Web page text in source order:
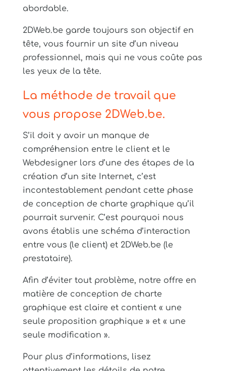
abordable.
2DWeb.be garde toujours son objectif en
tête, vous fournir un site d’un niveau
professionnel, mais qui ne vous coûte pas
les yeux de la tête.
La méthode de travail que
vous propose 2DWeb.be.
S’il doit y avoir un manque de
compréhension entre le client et le
Webdesigner lors d’une des étapes de la
création d’un site Internet, c’est
incontestablement pendant cette phase
de conception de charte graphique qu’il
pourrait survenir. C’est pourquoi nous
avons établis une schéma d’interaction
entre vous (le client) et 2DWeb.be (le
prestataire).
Afin d’éviter tout problème, notre offre en
matière de conception de charte
graphique est claire et contient « une
seule proposition graphique » et « une
seule modification ».
Pour plus d’informations, lisez